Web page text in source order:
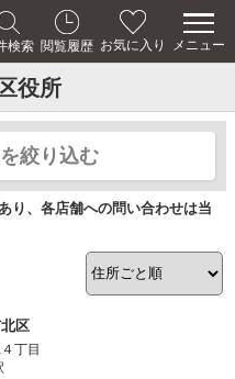
検索 閲覧履歴 お気に入り メニュー
役所
絞り込む
り、各店舗への問い合わせは当
区
丁目